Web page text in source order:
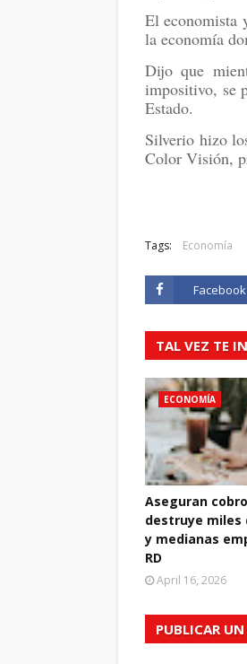
El economista
la economía
Dijo que
impositivo, se
Estado.
Silverio hizo
Color Visión,
Tags: Economía
Facebook
TAL VEZ TE
ECONOMÍA
Aseguran
destruye miles
y medianas
RD
April 16, 2026
PUBLICAR